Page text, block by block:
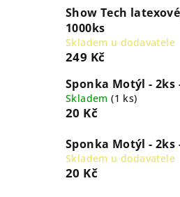
Show Tech
1000ks
Skladem u dodavatele
249 Kč
Sponka Motýl - 2ks
Skladem(1 ks)
20 Kč
Sponka Motýl - 2ks
Skladem u dodavatele
20 Kč